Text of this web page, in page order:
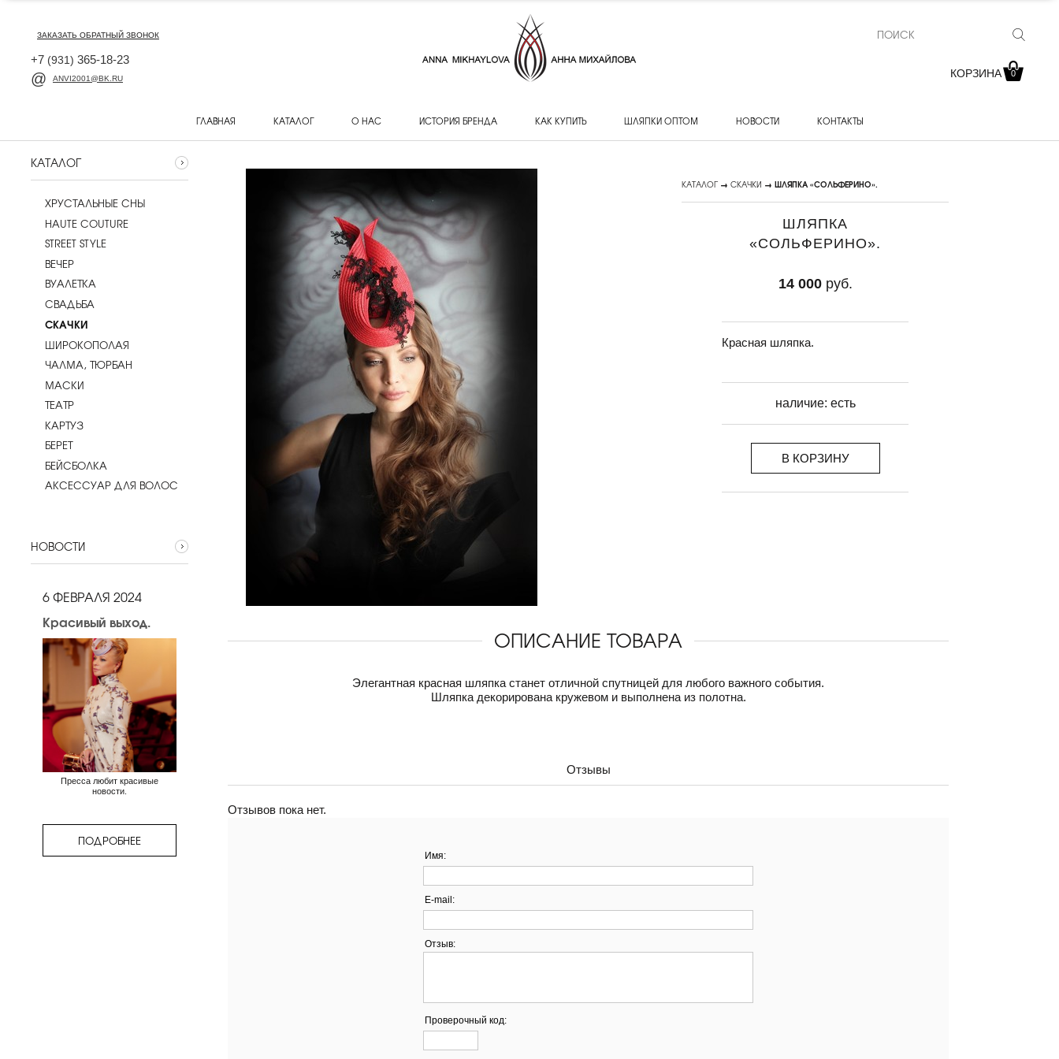
ЗАКАЗАТЬ ОБРАТНЫЙ ЗВОНОК
+7 (931) 365-18-23
ANVI2001@BK.RU КОРЗИНА 0
ГЛАВНАЯ КАТАЛОГ О НАС ИСТОРИЯ БРЕНДА КАК КУПИТЬ ШЛЯПКИ ОПТОМ НОВОСТИ КОНТАКТЫ
КАТАЛОГ
ХРУСТАЛЬНЫЕ СНЫ
HAUTE COUTURE
STREET STYLE
ВЕЧЕР
ВУАЛЕТКА
CВАДЬБА
СКАЧКИ
ШИРОКОПОЛАЯ
ЧАЛМА, ТЮРБАН
МАСКИ
ТЕАТР
КАРТУЗ
БЕРЕТ
БЕЙСБОЛКА
АКСЕССУАР ДЛЯ ВОЛОС
НОВОСТИ
6 ФЕВРАЛЯ 2024
Красивый выход.
Пресса любит красивые
новости.
ПОДРОБНЕЕ
КАТАЛОГ →СКАЧКИ → ШЛЯПКА «СОЛЬФЕРИНО».
ШЛЯПКА
«СОЛЬФЕРИНО».
Красная шляпка.
наличие: есть
14 000руб.
В КОРЗИНУ
ОПИСАНИЕ ТОВАРА
Элегантная красная шляпка станет отличной спутницей для любого важного события.
Шляпка декорирована кружевом и выполнена из полотна.
Отзывы
Отзывов пока нет.
Имя:
E-mail:
Отзыв:
Проверочный код: